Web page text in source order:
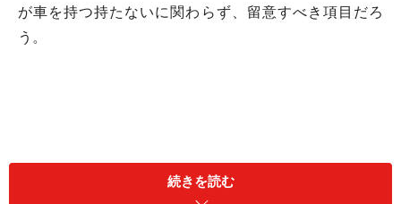
が車を持つ持たないに関わらず、留意すべき項目だろ
う。
続きを読む